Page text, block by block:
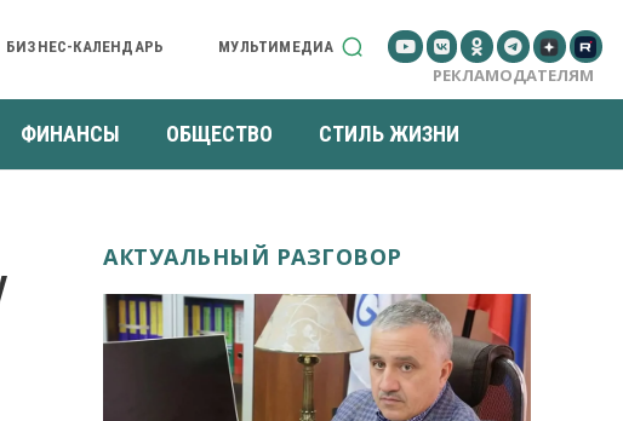
БИЗНЕС-КАЛЕНДАРЬ МУЛЬТИМЕДИА
РЕКЛАМОДАТЕЛЯМ
ФИНАНСЫ ОБЩЕСТВО СТИЛЬ ЖИЗНИ
АКТУАЛЬНЫЙ РАЗГОВОР